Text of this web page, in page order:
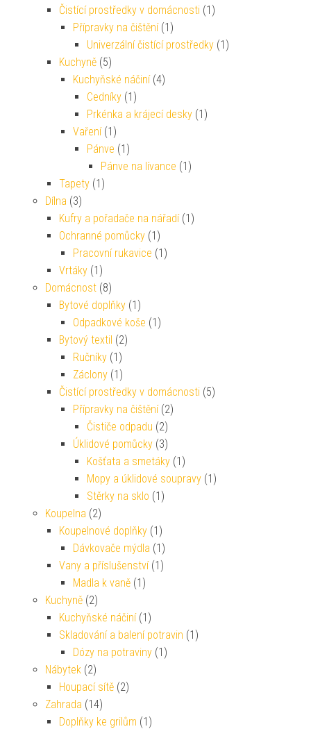
Čistící prostředky v domácnosti (1)
Přípravky na čištění (1)
Univerzální čistící prostředky (1)
Kuchyně (5)
Kuchyňské náčiní (4)
Cedníky (1)
Prkénka a krájecí desky (1)
Vaření (1)
Pánve (1)
Pánve na lívance (1)
Tapety (1)
Dílna (3)
Kufry a pořadače na nářadí (1)
Ochranné pomůcky (1)
Pracovní rukavice (1)
Vrtáky (1)
Domácnost (8)
Bytové doplňky (1)
Odpadkové koše (1)
Bytový textil (2)
Ručníky (1)
Záclony (1)
Čistící prostředky v domácnosti (5)
Přípravky na čištění (2)
Čističe odpadu (2)
Úklidové pomůcky (3)
Košťata a smetáky (1)
Mopy a úklidové soupravy (1)
Stěrky na sklo (1)
Koupelna (2)
Koupelnové doplňky (1)
Dávkovače mýdla (1)
Vany a příslušenství (1)
Madla k vaně (1)
Kuchyně (2)
Kuchyňské náčiní (1)
Skladování a balení potravin (1)
Dózy na potraviny (1)
Nábytek (2)
Houpací sítě (2)
Zahrada (14)
Doplňky ke grilům (1)